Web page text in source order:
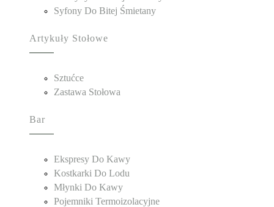
Syfony Do Bitej Śmietany
Artykuły Stołowe
Sztućce
Zastawa Stołowa
Bar
Ekspresy Do Kawy
Kostkarki Do Lodu
Młynki Do Kawy
Pojemniki Termoizolacyjne